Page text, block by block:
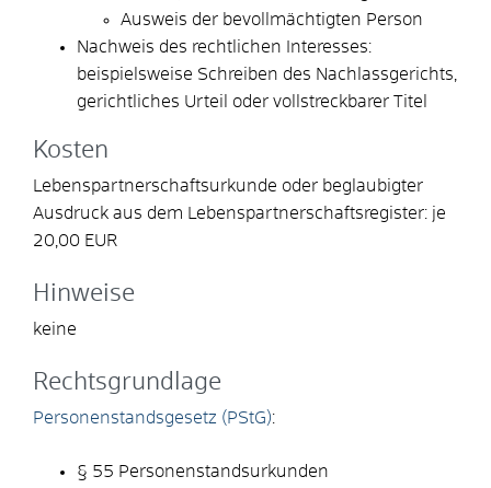
Ausweis der bevollmächtigten Person
Nachweis des rechtlichen Interesses:
beispielsweise Schreiben des Nachlassgerichts,
gerichtliches Urteil oder vollstreckbarer Titel
Kosten
Lebenspartnerschaftsurkunde oder beglaubigter
Ausdruck aus dem Lebenspartnerschaftsregister: je
20,00 EUR
Hinweise
keine
Rechtsgrundlage
Personenstandsgesetz (PStG):
§ 55 Personenstandsurkunden